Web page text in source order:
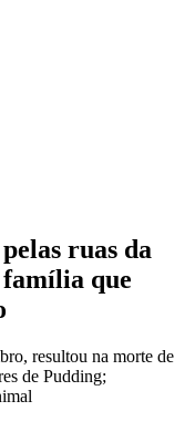
ruas da
família que
resultou na morte de
de Pudding;